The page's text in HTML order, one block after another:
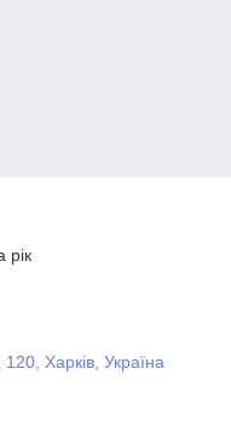
рік
Харків, Україна